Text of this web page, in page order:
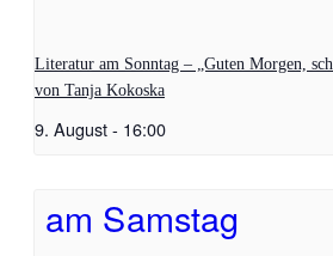
Literatur am Sonntag – „Guten Morgen,
von Tanja Kokoska
9. August - 16:00